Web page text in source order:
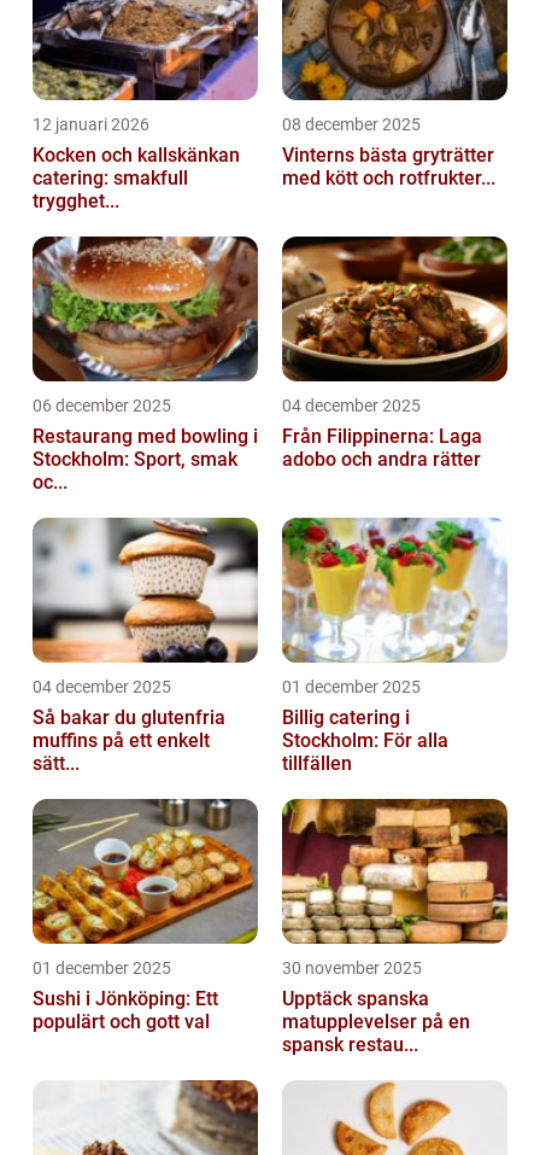
12 januari 2026
Kocken och kallskänkan
catering: smakfull
trygghet...
08 december 2025
Vinterns bästa gryträtter
med kött och rotfrukter...
06 december 2025
Restaurang med bowling i
Stockholm: Sport, smak
oc...
04 december 2025
Från Filippinerna: Laga
adobo och andra rätter
04 december 2025
Så bakar du glutenfria
muffins på ett enkelt
sätt...
01 december 2025
Billig catering i
Stockholm: För alla
tillfällen
01 december 2025
Sushi i Jönköping: Ett
populärt och gott val
30 november 2025
Upptäck spanska
matupplevelser på en
spansk restau...